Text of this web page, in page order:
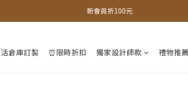
全館，滿888超取免運｜滿1500宅配免運
新會員折100元
全館，滿888超取免運｜滿1500宅配免運
倉庫訂製 ⏰限時折扣 獨家設計師款 禮物推薦